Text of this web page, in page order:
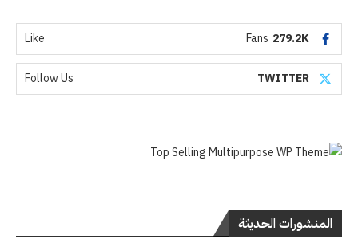
279.2K
Fans
Like
TWITTER
Follow Us
المنشورات الحديثة